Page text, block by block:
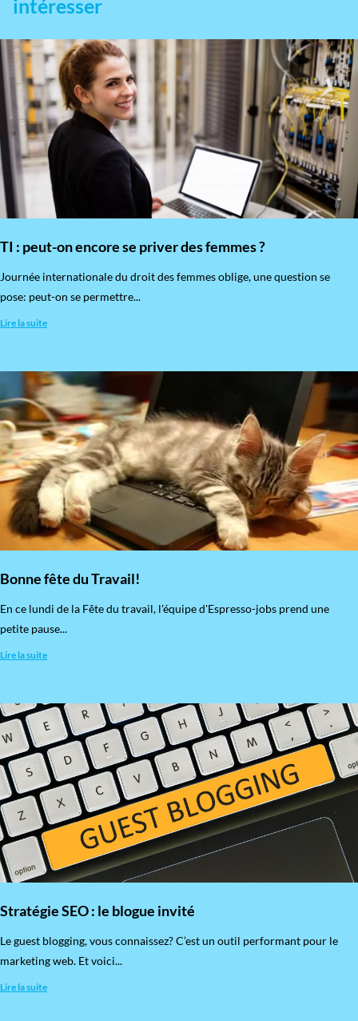
intéresser
TI : peut-on encore se priver des femmes ?
​Journée internationale du droit des femmes oblige, une question se
pose: peut-on se permettre...
Lire la suite
Bonne fête du Travail!
En ce lundi de la Fête du travail, l'équipe d'Espresso-jobs prend une
petite pause...
Lire la suite
Stratégie SEO : le blogue invité
​Le guest blogging, vous connaissez? C’est un outil performant pour le
marketing web. Et voici...
Lire la suite